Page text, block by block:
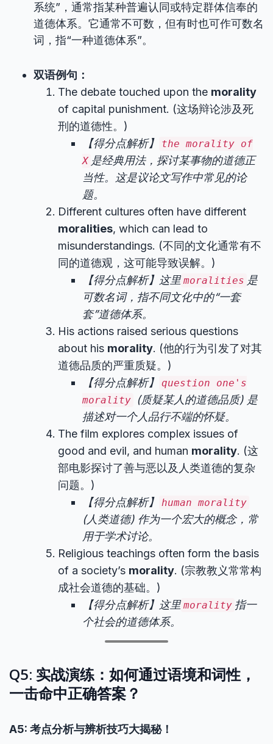
系统”，通常指某种普遍认同或特定群体信奉的
道德体系。它通常不可数，但有时也可作可数名
词，指“一种道德体系”。
双语例句：
The debate touched upon the morality
of capital punishment. (这场辩论涉及死
刑的道德性。)
【得分点解析】
the morality of
X 是经典用法，探讨某事物的道德正
当性。这是议论文写作中常见的论
题。
Different cultures often have different
moralities, which can lead to
misunderstandings. (不同的文化通常有不
同的道德观，这可能导致误解。)
【得分点解析】这里 moralities 是
可数名词，指不同文化中的“一套
套”道德体系。
His actions raised serious questions
about his morality. (他的行为引发了对其
道德品质的严重质疑。)
【得分点解析】 question one's
morality (质疑某人的道德品质) 是
描述对一个人品行不端的怀疑。
The film explores complex issues of
good and evil, and human morality. (这
部电影探讨了善与恶以及人类道德的复杂
问题。)
【得分点解析】 human morality
(人类道德) 作为一个宏大的概念，常
用于学术讨论。
Religious teachings often form the basis
of a society’s morality. (宗教教义常常构
成社会道德的基础。)
【得分点解析】这里 morality 指一
个社会的道德体系。
Q5: 实战演练：如何通过语境和词性，
一击命中正确答案？
A5: 考点分析与辨析技巧大揭秘！